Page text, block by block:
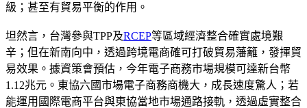
級；甚至有貿易平衡的作用。
坦然言，台灣參與TPP及RCEP等區域經濟整合確實處境艱
辛；但在新南向中，透過跨境電商確可打破貿易藩籬，發揮貿
易效果。據資策會預估，今年電子商務市場規模可達新台幣
1.12兆元。東協六國市場電子商務商機大，成長速度驚人；若
能運用國際電商平台與東協當地市場通路接軌，透過虛實整合